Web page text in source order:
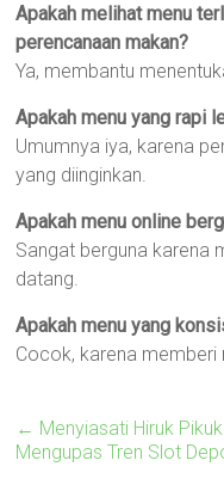
Apakah melihat menu
perencanaan makan?
Ya, membantu
Apakah menu yang rapi
Umumnya iya, karena
yang diinginkan.
Apakah menu online
Sangat berguna karena
datang.
Apakah menu yang
Cocok, karena memberi
← Menyiasati Hiruk
Mengupas Tren Slot